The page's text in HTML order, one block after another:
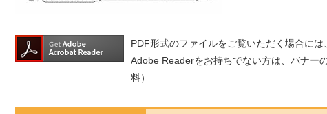
PDF形式のファイルをご覧いただく場合に
Adobe Readerをお持ちでない方は、バナー
料）